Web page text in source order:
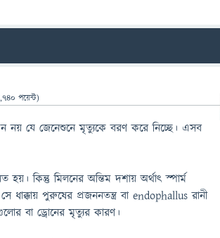
পয়েন্ট)
নয় যে জেনেশুনে মৃত্যুকে বরণ করে নিচ্ছে। এসব
কিন্তু মিলনের অন্তিম দশায় অর্থাৎ স্পার্ম
ধাক্কায় পুরুষের প্রজননতন্ত্র বা endophallus রানী
বা ড্রোনের মৃত্যুর কারণ।